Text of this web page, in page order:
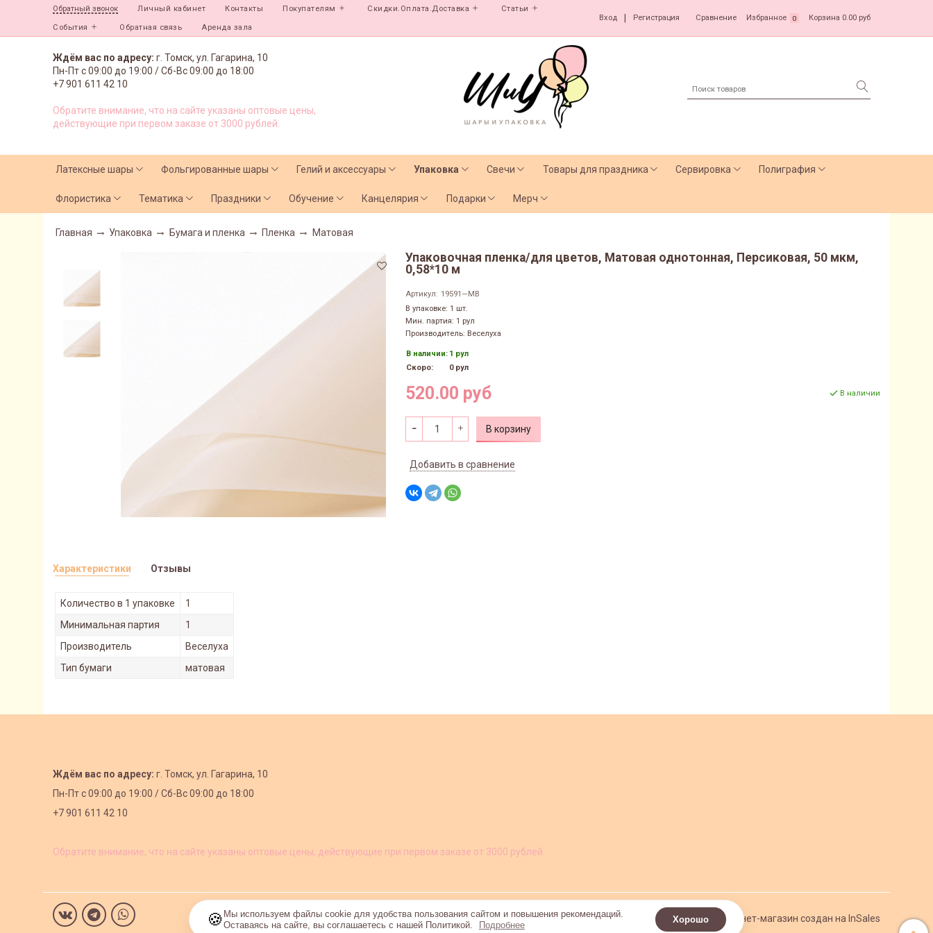
Обратный звонок Личный кабинет Контакты Покупателям Скидки.Оплата.Доставка Статьи
События Обратная связь Аренда зала
Вход Регистрация Сравнение Избранное 0 Корзина 0.00 руб
Ждём вас по адресу: г. Томск, ул. Гагарина, 10
Пн-Пт с09:00 до 19:00 /Сб-Вс 09:00 до 18:00
+7 901 611 42 10
Обратите внимание, что на сайте указаны оптовые цены,
действующие при первом заказе от 3000 рублей.
Латексные шары Фольгированные шары Гелий и аксессуары Упаковка Свечи Товары для праздника Сервировка Полиграфия
Флористика Тематика Праздники Обучение Канцелярия Подарки Мерч
Главная Упаковка Бумага и пленка Пленка Матовая
Упаковочная пленка/для цветов, Матовая однотонная, Персиковая, 50 мкм,
0,58*10 м
Артикул: 19591—MB
В упаковке: 1 шт.
Мин. партия: 1 рул
Производитель: Веселуха
В наличии: 1 рул
Скоро:
0 рул
520.00 руб В наличии
В корзину
Добавить в сравнение
Характеристики
Количество в 1 упаковке
1
Минимальная партия
1
Производитель
Веселуха
Тип бумаги
матовая
Отзывы
Ждём вас по адресу: г. Томск, ул. Гагарина, 10
Пн-Пт с09:00 до 19:00 /Сб-Вс 09:00 до 18:00
+7 901 611 42 10
Обратите внимание, что на сайте указаны оптовые цены, действующие при первом заказе от 3000 рублей.
Интернет-магазин создан на InSales
🍪 Мы используем файлы cookie для удобства пользования сайтом и повышения рекомендаций.
Оставаясь на сайте, вы соглашаетесь с нашей Политикой.
Подробнее Хорошо